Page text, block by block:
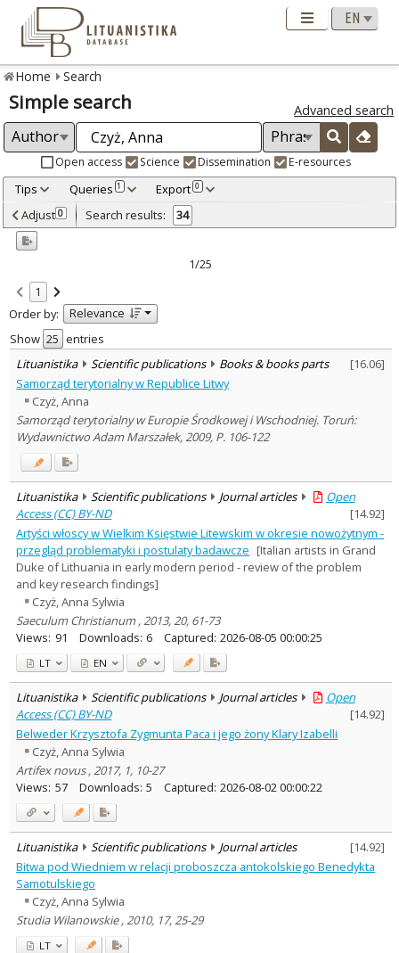
Home Search
Simple search Advanced search
Open access Science Dissemination E-resources
Tips Queries 1 Export 0
Adjusted by criteria 0
Year
Refine
Open access
Scientific publications 34
Document Type:
Books & books parts 17
Journal articles 17
Subject area:
History 18
Documentation. Iinformation
2
Literary Studies
Arts 28
Political sciences 1
Theology 2
Management 1
Text language
Country of publication
Historical periods
Lithuanian place names
Subject
Adjust 0 Search results: 34
1/25
1
Order by:
Relevance
Show
entries
Lituanistika
Scientific publications Books & books parts [16.06]
Samorząd terytorialny w Republice Litwy
Czyż, Anna
Samorząd terytorialny w Europie Środkowej i Wschodniej. Toruń:
Wydawnictwo Adam Marszałek, 2009, P. 106-122
Lituanistika Scientific publications Journal articles
Open
Access (CC) BY-ND
[14.92]
Artyści włoscy w Wielkim Księstwie Litewskim w okresie nowożytnym -
przegląd problematyki i postulaty badawcze [Italian artists in Grand
Duke of Lithuania in early modern period - review of the problem
and key research findings]
Czyż, Anna Sylwia
Saeculum Christianum , 2013, 20, 61-73
Views: 91 Downloads: 6 Captured: 2026-08-05 00:00:25
LT EN
Lituanistika Scientific publications Journal articles
Open
Access (CC) BY-ND
[14.92]
Belweder Krzysztofa Zygmunta Paca i jego żony Klary Izabelli
Czyż, Anna Sylwia
Artifex novus , 2017, 1, 10-27
Views: 57 Downloads: 5 Captured: 2026-08-02 00:00:22
Lituanistika Scientific publications Journal articles [14.92]
Bitwa pod Wiedniem w relacji proboszcza antokolskiego Benedykta
Samotulskiego
Czyż, Anna Sylwia
Studia Wilanowskie , 2010, 17, 25-29
LT